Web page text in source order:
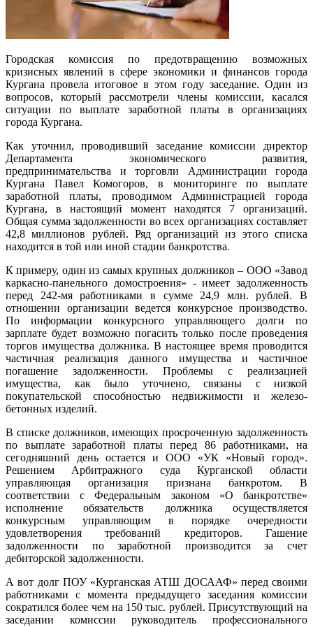
Городская комиссия по предотвращению возможных
кризисных явлений в сфере экономики и финансов города
Кургана провела итоговое в этом году заседание. Один из
вопросов, который рассмотрели члены комиссии, касался
ситуации по выплате заработной платы в организациях
города Кургана.
Как уточнил, проводивший заседание комиссии директор
Департамента экономического развития,
предпринимательства и торговли Администрации города
Кургана Павел Комогоров, в мониторинге по выплате
заработной платы, проводимом Администрацией города
Кургана, в настоящий момент находятся 7 организаций.
Общая сумма задолженности во всех организациях составляет
42,8 миллионов рублей. Ряд организаций из этого списка
находится в той или иной стадии банкротства.
К примеру, один из самых крупных должников – ООО «Завод
каркасно-панельного домостроения» - имеет задолженность
перед 242-мя работниками в сумме 24,9 млн. рублей. В
отношении организации ведется конкурсное производство.
По информации конкурсного управляющего долги по
зарплате будет возможно погасить только после проведения
торгов имущества должника. В настоящее время проводится
частичная реализация данного имущества и частичное
погашение задолженности. Проблемы с реализацией
имущества, как было уточнено, связаны с низкой
покупательской способностью недвижимости и железо-
бетонных изделий.
В списке должников, имеющих просроченную задолженность
по выплате заработной платы перед 86 работниками, на
сегодняшний день остается и ООО «УК «Новый город».
Решением Арбитражного суда Курганской области
управляющая организация признана банкротом. В
соответствии с Федеральным законом «О банкротстве»
исполнение обязательств должника осуществляется
конкурсным управляющим в порядке очередности
удовлетворения требований кредиторов. Гашение
задолженности по заработной производится за счет
дебиторской задолженности.
А вот долг ПОУ «Курганская АТШ ДОСААФ» перед своими
работниками с момента предыдущего заседания комиссии
сократился более чем на 150 тыс. рублей. Присутствующий на
заседании комиссии руководитель профессионального